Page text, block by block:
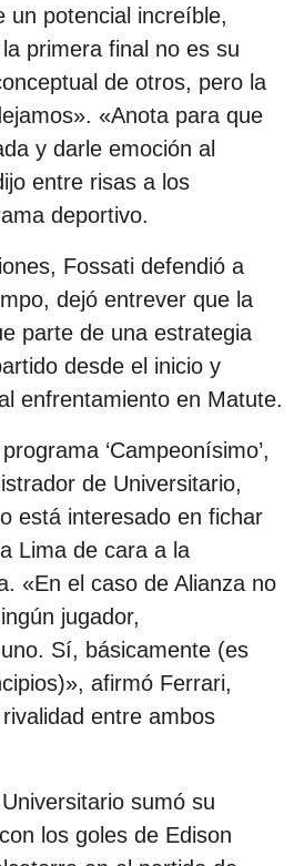
un potencial increíble,
primera final no es su
de otros, pero la
«Anota para que
y darle emoción al
entre risas a los
deportivo.
Fossati defendió a
dejó entrever que la
parte de una estrategia
desde el inicio y
enfrentamiento en Matute.
‘Campeonísimo’,
de Universitario,
está interesado en fichar
Lima de cara a la
«En el caso de Alianza no
jugador,
Sí, básicamente (es
afirmó Ferrari,
entre ambos
sumó su
los goles de Edison